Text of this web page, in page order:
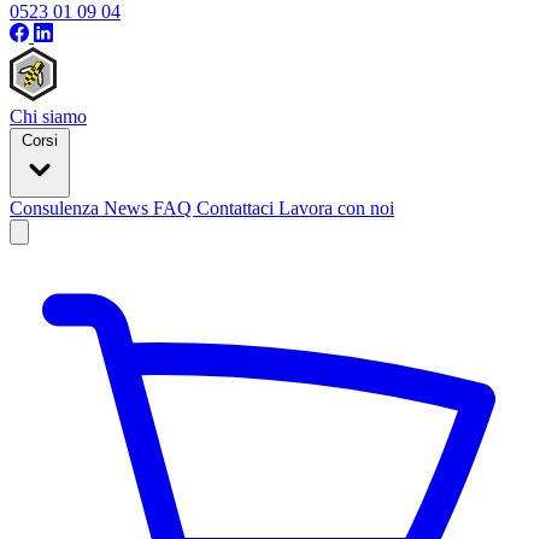
0523 01 09 04
Chi siamo
Corsi
Consulenza News FAQ Contattaci Lavora con noi